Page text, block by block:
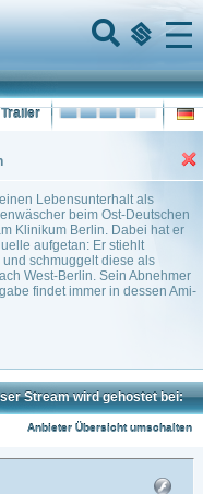
Menu
Trailer
Lebensunterhalt als
beim Ost-Deutschen
Klinikum Berlin. Dabei hat er
aufgetan: Er stiehlt
schmuggelt diese als
West-Berlin. Sein Abnehmer
findet immer in dessen Ami-
Stream wird gehostet bei:
Anbieter Übersicht umschalten